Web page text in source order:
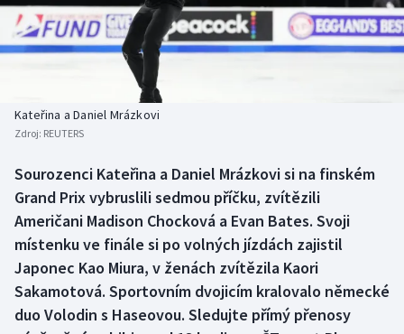
Baseball a softbal
Biatlon
Box
Curling
Dostihy
Florbal
Soutěže
Historické návraty
Aplikace ČT sport
Kateřina a Daniel Mrázkovi
Zdroj: REUTERS
Sourozenci Kateřina a Daniel Mrázkovi si na finském
Grand Prix vybruslili sedmou příčku, zvítězili
Američani Madison Chocková a Evan Bates. Svoji
místenku ve finále si po volných jízdách zajistil
Japonec Kao Miura, v ženách zvítězila Kaori
Sakamotová. Sportovním dvojicím kralovalo německé
duo Volodin s Haseovou. Sledujte přímý přenosy